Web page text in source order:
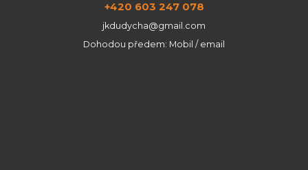
+420 603 247 078
jkdudycha@gmail.com
Dohodou předem: Mobil / email